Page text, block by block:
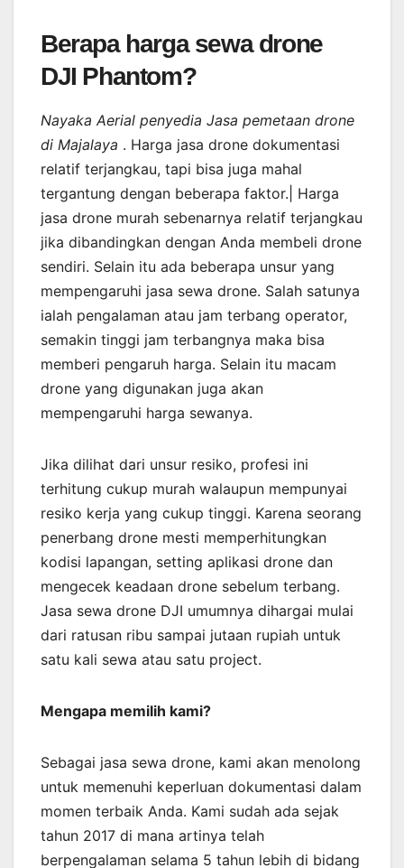
Berapa harga sewa drone
DJI Phantom?
Nayaka Aerial penyedia Jasa pemetaan drone
di Majalaya . Harga jasa drone dokumentasi
relatif terjangkau, tapi bisa juga mahal
tergantung dengan beberapa faktor.| Harga
jasa drone murah sebenarnya relatif terjangkau
jika dibandingkan dengan Anda membeli drone
sendiri. Selain itu ada beberapa unsur yang
mempengaruhi jasa sewa drone. Salah satunya
ialah pengalaman atau jam terbang operator,
semakin tinggi jam terbangnya maka bisa
memberi pengaruh harga. Selain itu macam
drone yang digunakan juga akan
mempengaruhi harga sewanya.
Jika dilihat dari unsur resiko, profesi ini
terhitung cukup murah walaupun mempunyai
resiko kerja yang cukup tinggi. Karena seorang
penerbang drone mesti memperhitungkan
kodisi lapangan, setting aplikasi drone dan
mengecek keadaan drone sebelum terbang.
Jasa sewa drone DJI umumnya dihargai mulai
dari ratusan ribu sampai jutaan rupiah untuk
satu kali sewa atau satu project.
Mengapa memilih kami?
Sebagai jasa sewa drone, kami akan menolong
untuk memenuhi keperluan dokumentasi dalam
momen terbaik Anda. Kami sudah ada sejak
tahun 2017 di mana artinya telah
berpengalaman selama 5 tahun lebih di bidang